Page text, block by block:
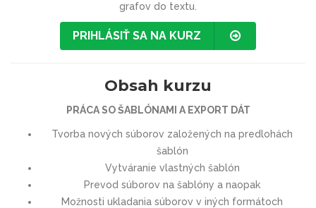
grafov do textu.
PRIHLÁSIŤ SA NA KURZ
Obsah kurzu
PRÁCA SO ŠABLÓNAMI A EXPORT DÁT
Tvorba nových súborov založených na predlohách
šablón
Vytváranie vlastných šablón
Prevod súborov na šablóny a naopak
Možnosti ukladania súborov v iných formátoch